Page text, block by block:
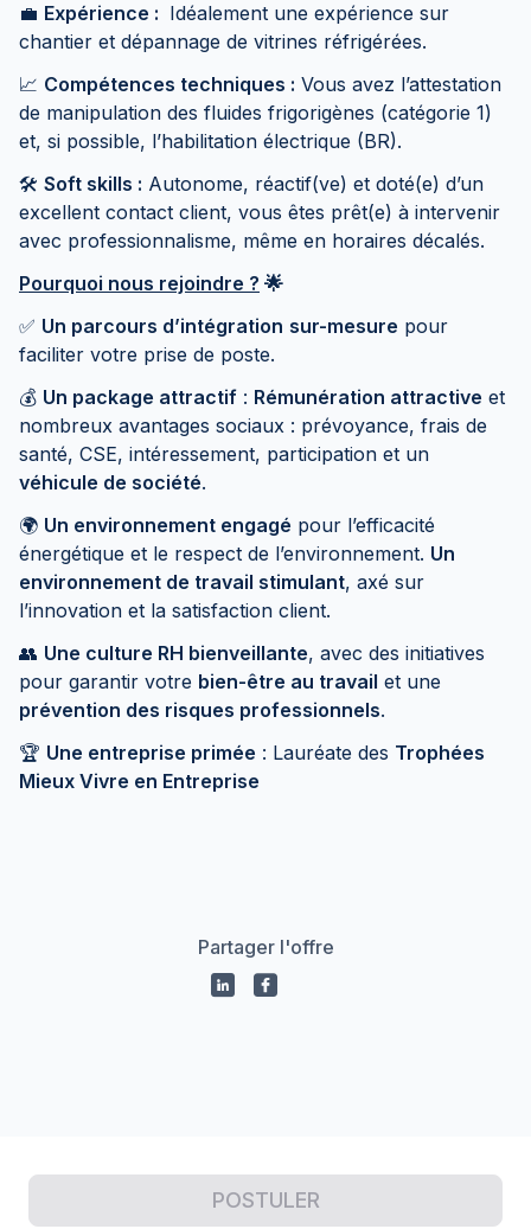
💼 Expérience : Idéalement une expérience sur
chantier et dépannage de vitrines réfrigérées.
📈 Compétences techniques : Vous avez l’attestation
de manipulation des fluides frigorigènes (catégorie 1)
et, si possible, l’habilitation électrique (BR).
🛠️ Soft skills : Autonome, réactif(ve) et doté(e) d’un
excellent contact client, vous êtes prêt(e) à intervenir
avec professionnalisme, même en horaires décalés.
Pourquoi nous rejoindre ? 🌟
✅ Un parcours d’intégration sur-mesure pour
faciliter votre prise de poste.
💰 Un package attractif : Rémunération attractive et
nombreux avantages sociaux : prévoyance, frais de
santé, CSE, intéressement, participation et un
véhicule de société.
🌍 Un environnement engagé pour l’efficacité
énergétique et le respect de l’environnement. Un
environnement de travail stimulant, axé sur
l’innovation et la satisfaction client.
👥 Une culture RH bienveillante, avec des initiatives
pour garantir votre bien-être au travail et une
prévention des risques professionnels.
🏆 Une entreprise primée : Lauréate des Trophées
Mieux Vivre en Entreprise
POSTULER
Partager l'offre
Propulsé par